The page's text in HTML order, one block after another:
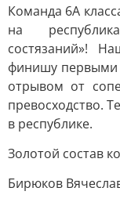
Команда 6А
на
состязаний»!
финишу первыми
отрывом от
превосходство.
в республике.
Золотой состав
Бирюков